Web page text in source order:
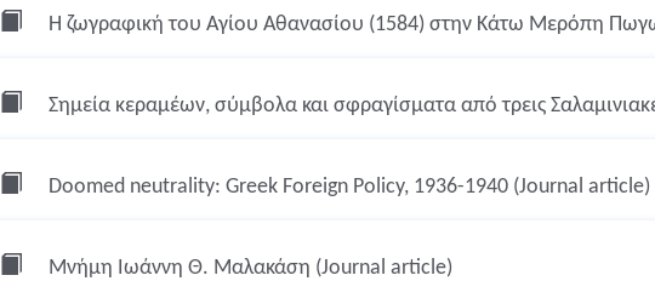
Η ζωγραφική του Αγίου Αθανασίου (1584) στην Κάτω Μερόπη
Σημεία κεραμέων, σύμβολα και σφραγίσματα από τρεις
Doomed neutrality: Greek Foreign Policy, 1936-1940 (Journal article)
Μνήμη Ιωάννη Θ. Μαλακάση (Journal article)